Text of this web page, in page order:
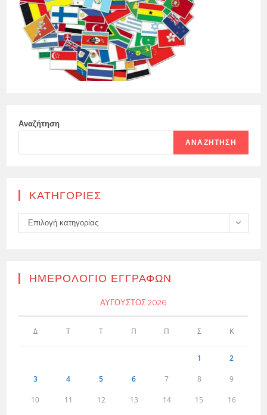
Αναζήτηση
ΑΝΑΖΉΤΗΣΗ
KΑΤΗΓΟΡΊΕΣ
Kατηγορίες
Επιλογή κατηγορίας
ΗΜΕΡΟΛΌΓΙΟ ΕΓΓΡΑΦΏΝ
ΑΎΓΟΥΣΤΟΣ 2026
Δ Τ Τ Π Π Σ Κ
1 2
3 4 5 6 7 8 9
10 11 12 13 14 15 16